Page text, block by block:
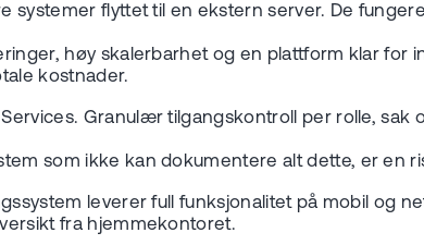
systemer flyttet til en ekstern server. De
høy skalerbarhet og en plattform klar for
kostnader.
Granulær tilgangskontroll per rolle, sak
som ikke kan dokumentere alt dette, er en
leverer full funksjonalitet på mobil og
fra hjemmekontoret.